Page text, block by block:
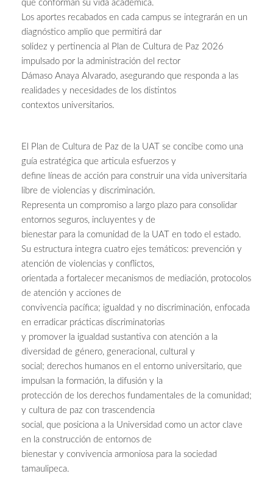
que conforman su vida académica.
Los aportes recabados en cada campus se integrarán en un
diagnóstico amplio que permitirá dar
solidez y pertinencia al Plan de Cultura de Paz 2026
impulsado por la administración del rector
Dámaso Anaya Alvarado, asegurando que responda a las
realidades y necesidades de los distintos
contextos universitarios.
El Plan de Cultura de Paz de la UAT se concibe como una
guía estratégica que articula esfuerzos y
define líneas de acción para construir una vida universitaria
libre de violencias y discriminación.
Representa un compromiso a largo plazo para consolidar
entornos seguros, incluyentes y de
bienestar para la comunidad de la UAT en todo el estado.
Su estructura integra cuatro ejes temáticos: prevención y
atención de violencias y conflictos,
orientada a fortalecer mecanismos de mediación, protocolos
de atención y acciones de
convivencia pacífica; igualdad y no discriminación, enfocada
en erradicar prácticas discriminatorias
y promover la igualdad sustantiva con atención a la
diversidad de género, generacional, cultural y
social; derechos humanos en el entorno universitario, que
impulsan la formación, la difusión y la
protección de los derechos fundamentales de la comunidad;
y cultura de paz con trascendencia
social, que posiciona a la Universidad como un actor clave
en la construcción de entornos de
bienestar y convivencia armoniosa para la sociedad
tamaulipeca.